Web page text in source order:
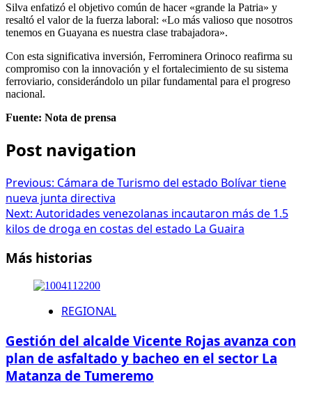
Silva enfatizó el objetivo común de hacer «grande la Patria» y
resaltó el valor de la fuerza laboral: «Lo más valioso que nosotros
tenemos en Guayana es nuestra clase trabajadora».
Con esta significativa inversión, Ferrominera Orinoco reafirma su
compromiso con la innovación y el fortalecimiento de su sistema
ferroviario, considerándolo un pilar fundamental para el progreso
nacional.
Fuente: Nota de prensa
Post navigation
Previous: Cámara de Turismo del estado Bolívar tiene
nueva junta directiva
Next: Autoridades venezolanas incautaron más de 1.5
kilos de droga en costas del estado La Guaira
Más historias
REGIONAL
Gestión del alcalde Vicente Rojas avanza con
plan de asfaltado y bacheo en el sector La
Matanza de Tumeremo